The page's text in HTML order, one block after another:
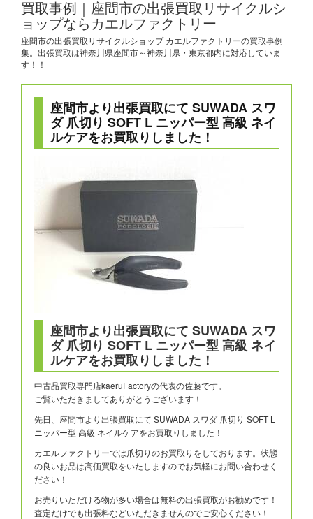
買取事例｜座間市の出張買取リサイクルシ
ョップならカエルファクトリー
座間市の出張買取リサイクルショップ カエルファクトリーの買取事例
集。出張買取は神奈川県座間市～神奈川県・東京都内に対応していま
す！！
座間市より出張買取にて SUWADA スワ
ダ 爪切り SOFT L ニッパー型 高級 ネイ
ルケアをお買取りしました！
座間市より出張買取にて SUWADA スワ
ダ 爪切り SOFT L ニッパー型 高級 ネイ
ルケアをお買取りしました！
中古品買取専門店kaeruFactoryの代表の佐藤です。
ご覧いただきましてありがとうございます！
先日、座間市より出張買取にて SUWADA スワダ 爪切り SOFT L
ニッパー型 高級 ネイルケアをお買取りしました！
カエルファクトリーでは爪切りのお買取りをしております。状態
の良いお品は高価買取をいたしますのでお気軽にお問い合わせく
ださい！
お売りいただける物が多い場合は無料の出張買取がお勧めです！
査定だけでも出張料などいただきませんのでご安心ください！